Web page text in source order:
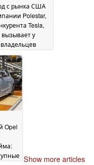
с рынка США
Polestar,
Tesla,
вызывает у
владельцев
по поводу
падения
при
и
отсутствия
Opel
Show more articles